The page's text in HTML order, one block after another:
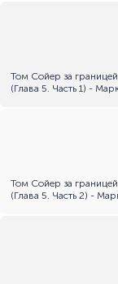
Том Сойер за
(Глава 5. Часть 1) -
Том Сойер за
(Глава 5. Часть 2) -